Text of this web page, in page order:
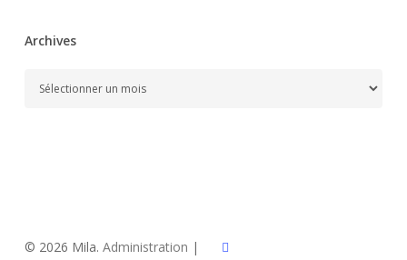
Archives
Archives
© 2026 Mila. Administration | x-